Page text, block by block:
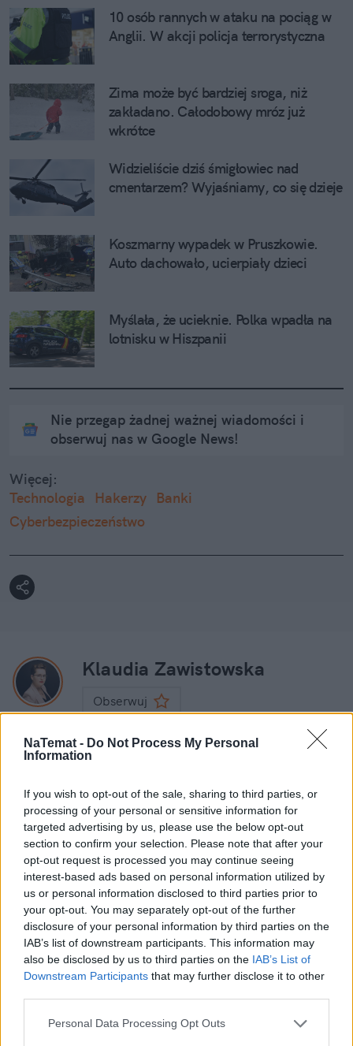
NaTemat - Do Not Process My Personal
Information
If you wish to opt-out of the sale, sharing to third parties, or
processing of your personal or sensitive information for
targeted advertising by us, please use the below opt-out
section to confirm your selection. Please note that after your
opt-out request is processed you may continue seeing
interest-based ads based on personal information utilized by
us or personal information disclosed to third parties prior to
your opt-out. You may separately opt-out of the further
disclosure of your personal information by third parties on the
IAB’s list of downstream participants. This information may
also be disclosed by us to third parties on the IAB’s List of
Downstream Participants that may further disclose it to other
Personal Data Processing Opt Outs
10 osób rannych w ataku na pociąg w
Anglii. W akcji policja terrorystyczna
Zima może być bardziej sroga, niż
zakładano. Całodobowy mróz już
wkrótce
Widzieliście dziś śmigłowiec nad
cmentarzem? Wyjaśniamy, co się dzieje
Koszmarny wypadek w Pruszkowie.
Auto dachowało, ucierpiały dzieci
Myślała, że ucieknie. Polka wpadła na
lotnisku w Hiszpanii
Nie przegap żadnej ważnej wiadomości i
obserwuj nas w Google News!
Więcej:
Technologia
Hakerzy
Banki
Cyberbezpieczeństwo
Klaudia Zawistowska
Obserwuj
klaudia.zawistowska@natemat.pl
Czytaj więcej